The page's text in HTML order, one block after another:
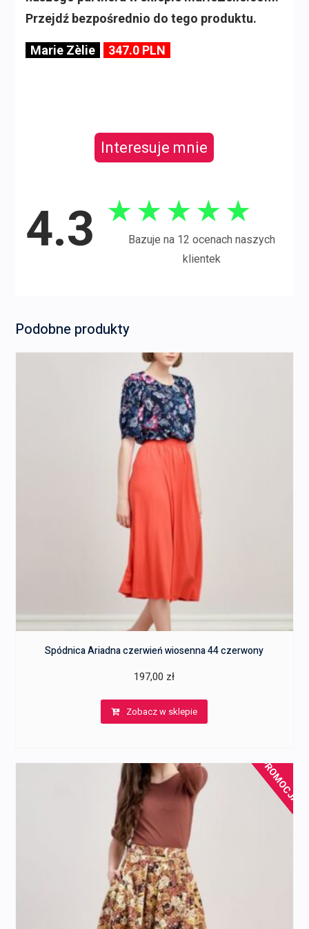
Przejdź bezpośrednio do tego produktu.
Marie Zèlie 347.0 PLN
Interesuje mnie
4.3 ★ ★ ★ ★ ★
Bazuje na 12 ocenach naszych
klientek
Podobne produkty
Spódnica Ariadna czerwień wiosenna 44 czerwony
197,00 zł
Zobacz w sklepie
PROMOCJA!